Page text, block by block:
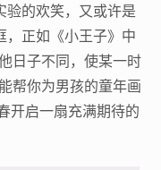
验的欢笑，又或许是
，正如《小王子》中
日子不同，使某一时
帮你为男孩的童年画
开启一扇充满期待的